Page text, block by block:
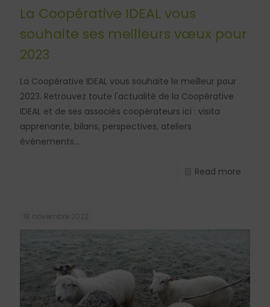
La Coopérative IDEAL vous
souhaite ses meilleurs vœux pour
2023
La Coopérative IDEAL vous souhaite le meilleur pour
2023. Retrouvez toute l'actualité de la Coopérative
IDEAL et de ses associés coopérateurs ici : visita
apprenante, bilans, perspectives, ateliers
évènements...
Read more
18 novembre 2022